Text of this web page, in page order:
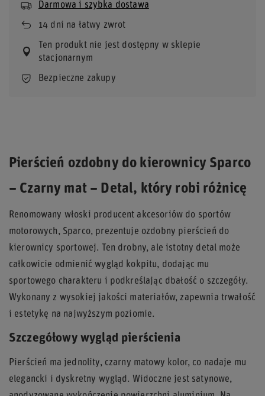
Darmowa i szybka dostawa
14 dni na łatwy zwrot
Ten produkt nie jest dostępny w sklepie
stacjonarnym
Bezpieczne zakupy
Pierścień ozdobny do kierownicy Sparco
– Czarny mat – Detal, który robi różnicę
Renomowany włoski producent akcesoriów do sportów
motorowych, Sparco, prezentuje ozdobny pierścień do
kierownicy sportowej. Ten drobny, ale istotny detal może
całkowicie odmienić wygląd kokpitu, dodając mu
sportowego charakteru i podkreślając dbałość o szczegóły.
Wykonany z wysokiej jakości materiałów, zapewnia trwałość
i estetykę na najwyższym poziomie.
Szczegółowy wygląd pierścienia
Pierścień ma jednolity, czarny matowy kolor, co nadaje mu
elegancki i dyskretny wygląd. Widoczne jest satynowe,